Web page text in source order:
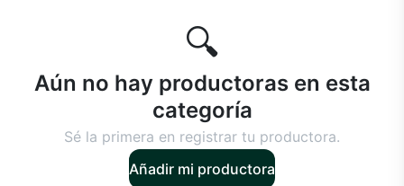
🔍
Aún no hay productoras en esta
categoría
Sé la primera en registrar tu productora.
Añadir mi productora